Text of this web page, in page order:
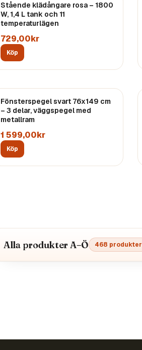
Stående klädångare rosa – 1800
W, 1,4 L tank och 11
temperaturlägen
729,00kr
Köp
Fönsterspegel svart 76x149 cm
– 3 delar, väggspegel med
metallram
1 599,00kr
Köp
Alla produkter A–Ö 468 produkter